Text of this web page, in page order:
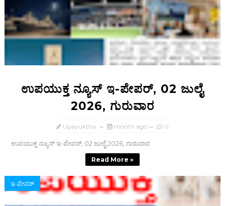
ಉಪಯುಕ್ತ ನ್ಯೂಸ್ ಇ-ಪೇಪರ್, 02 ಜುಲೈ
2026, ಗುರುವಾರ
Upayuktha month ago 0
ಉಪಯುಕ್ತ ನ್ಯೂಸ್ ಇ-ಪೇಪರ್, 02 ಜುಲೈ 2026, ಗುರುವಾರ
Read More »
ಇ-ಪೇಪರ್‌